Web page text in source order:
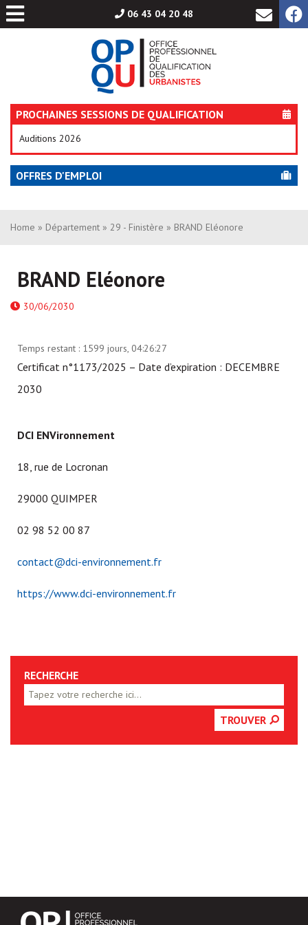
06 43 04 20 48
PROCHAINES SESSIONS DE QUALIFICATION
Auditions 2026
OFFRES D'EMPLOI
Aller
au
Home » Département » 29 - Finistère » BRAND Eléonore
BRAND Eléonore
30/06/2030
Temps restant : 1599 jours, 04:26:27
Certificat n°1173/2025 – Date d’expiration : DECEMBRE
2030
DCI ENVironnement
18, rue de Locronan
29000 QUIMPER
02 98 52 00 87
contact@dci-environnement.fr
https://www.dci-environnement.fr
RECHERCHE
TROUVER